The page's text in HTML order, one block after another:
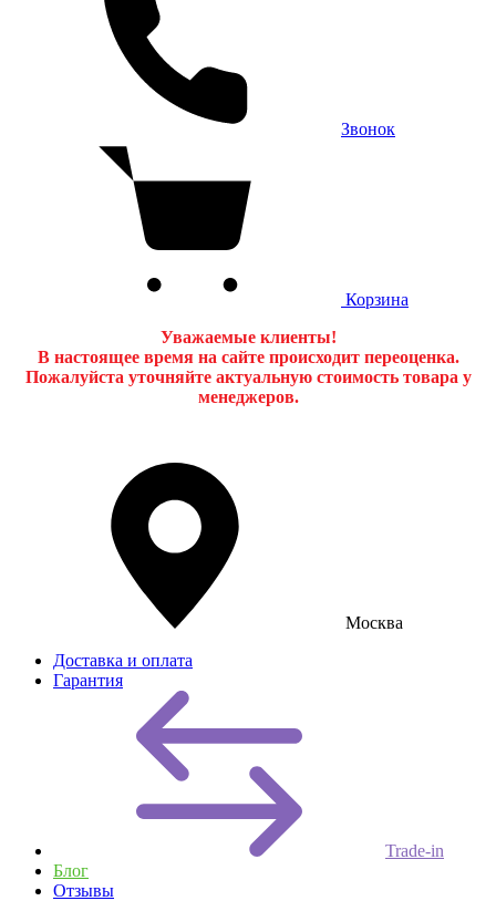
Звонок
Корзина
Уважаемые клиенты!
В настоящее время на сайте происходит переоценка.
Пожалуйста уточняйте актуальную стоимость товара у
менеджеров.
Москва
Доставка и оплата
Гарантия
Trade-in
Блог
Отзывы